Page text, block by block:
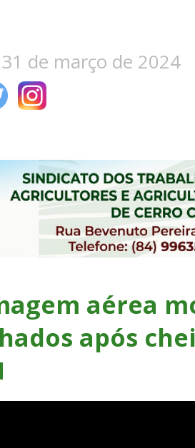
de março de 2024
aérea
após